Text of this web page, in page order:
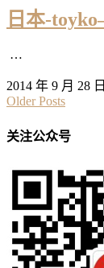
日本-
…
2014 年 9 月 28 日
Older Posts
关注公众号